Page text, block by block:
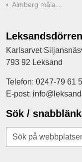
Almberg målad med glas
Karlsarvet
793 92 Leksand
Telefon: 0247-79 61
E-post:
Sök /